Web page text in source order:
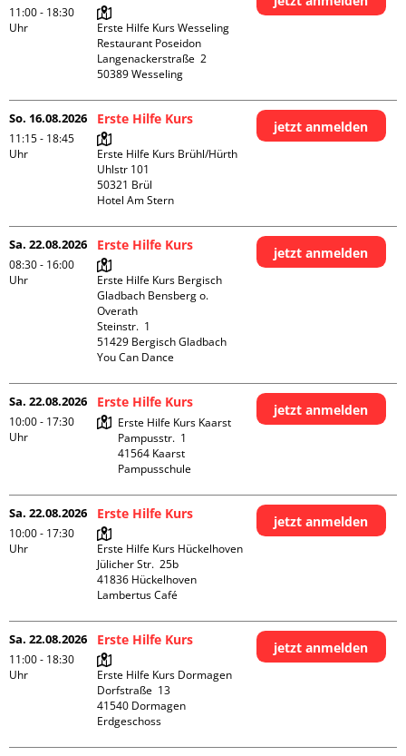
11:00 - 18:30
Uhr
Erste Hilfe Kurs Wesseling
Restaurant Poseidon
Langenackerstraße  2
So. 16.08.2026
11:15 - 18:45
Uhr
Erste Hilfe Kurs
Erste Hilfe Kurs Brühl/Hürth
Uhlstr 101
50321 Brül
Hotel Am Stern
jetzt anmelden
Sa. 22.08.2026
08:30 - 16:00
Uhr
Erste Hilfe Kurs
Erste Hilfe Kurs Bergisch
Gladbach Bensberg o.
Overath
Steinstr.  1
51429 Bergisch Gladbach
You Can Dance
jetzt anmelden
Sa. 22.08.2026
10:00 - 17:30
Uhr
Erste Hilfe Kurs
Erste Hilfe Kurs Kaarst
Pampusstr.  1
41564 Kaarst
Pampusschule
jetzt anmelden
Sa. 22.08.2026
10:00 - 17:30
Uhr
Erste Hilfe Kurs
Erste Hilfe Kurs Hückelhoven
Jülicher Str.  25b
41836 Hückelhoven
Lambertus Café
jetzt anmelden
Sa. 22.08.2026
11:00 - 18:30
Uhr
Erste Hilfe Kurs
Erste Hilfe Kurs Dormagen
Dorfstraße  13
41540 Dormagen
Erdgeschoss
jetzt anmelden